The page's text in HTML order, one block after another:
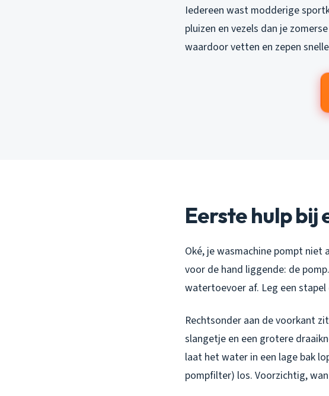
Iedereen wast modderige
pluizen en vezels dan je
waardoor vetten en zepen
Eerste hulp bij
Oké, je wasmachine pompt
voor de hand liggende: de
watertoevoer af. Leg een
Rechtsonder aan de voorkant
slangetje en een grotere
laat het water in een lage bak
pompfilter) los. Voorzichtig,